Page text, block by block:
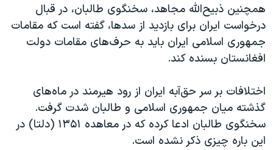
همچنین ذبیح‌الله مجاهد، سخنگوی طالبان، در قبال
درخواست ایران برای بازدید از سدها، گفته است که مقامات
جمهوری اسلامی ایران باید به حرف‌های مقامات دولت
افغانستان بسنده کند.
اختلافات بر سر حق‌آبه ایران از رود هیرمند در ماه‌های
گذشته میان جمهوری اسلامی و طالبان شدت گرفت.
سخنگوی طالبان ادعا کرده که در معاهده ۱۳۵۱ (دلتا) در
این باره چیزی ذکر نشده است.